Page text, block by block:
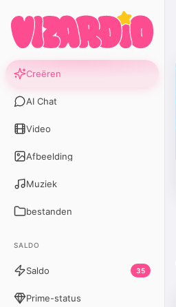
Creëren
AI Chat
Video
Afbeelding
Muziek
bestanden
SALDO
Saldo 35
Prime-status